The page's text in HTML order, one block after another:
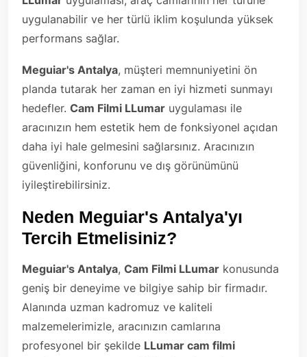
uygulanabilir ve her türlü iklim koşulunda yüksek
performans sağlar.
Meguiar's Antalya, müşteri memnuniyetini ön
planda tutarak her zaman en iyi hizmeti sunmayı
hedefler. Cam Filmi LLumar uygulaması ile
aracınızın hem estetik hem de fonksiyonel açıdan
daha iyi hale gelmesini sağlarsınız. Aracınızın
güvenliğini, konforunu ve dış görünümünü
iyileştirebilirsiniz.
Neden Meguiar's Antalya'yı
Tercih Etmelisiniz?
Meguiar's Antalya, Cam Filmi LLumar konusunda
geniş bir deneyime ve bilgiye sahip bir firmadır.
Alanında uzman kadromuz ve kaliteli
malzemelerimizle, aracınızın camlarına
profesyonel bir şekilde LLumar cam filmi